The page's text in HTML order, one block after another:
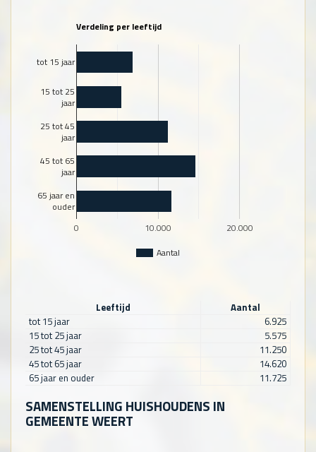
Verdeling per leeftijd
Aantal
0 10.000 20.000
tot 15 jaar
15 tot 25
jaar
25 tot 45
jaar
45 tot 65
jaar
65 jaar en
ouder
Leeftijd
Aantal
tot 15 jaar
6.925
15 tot 25 jaar
5.575
25 tot 45 jaar
11.250
45 tot 65 jaar
14.620
65 jaar en ouder
11.725
SAMENSTELLING HUISHOUDENS IN
GEMEENTE WEERT